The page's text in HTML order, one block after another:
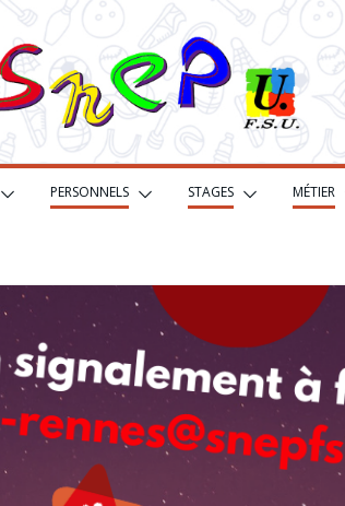
PERSONNELS STAGES MÉTIER